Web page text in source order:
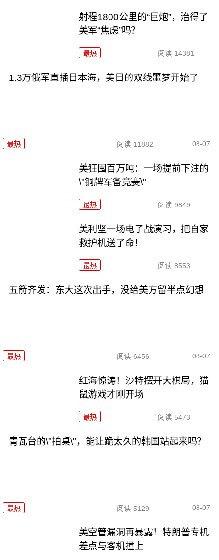
射程1800公里的“巨炮”，治得了
美军“焦虑”吗？
最热 阅读 14381
1.3万俄军直插日本海，美日的双线噩梦开始了
最热 阅读 11882 08-07
美狂囤百万吨：一场提前下注的
\"铜牌军备竞赛\"
最热 阅读 9849
美利坚一场电子战演习，把自家
救护机送了命！
最热 阅读 8553
五箭齐发：东大这次出手，没给美方留半点幻想
最热 阅读 6456 08-07
红海惊涛！沙特摆开大棋局，猫
鼠游戏才刚开场
最热 阅读 5473
青瓦台的\"拍桌\"，能让跪太久的韩国站起来吗？
最热 阅读 5129 08-07
美空管漏洞再暴露！特朗普专机
差点与客机撞上